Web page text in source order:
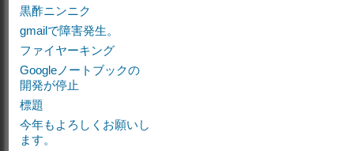
黒酢ニンニク
gmailで障害発生。
ファイヤーキング
Googleノートブックの
開発が停止
標題
今年もよろしくお願いし
ます。